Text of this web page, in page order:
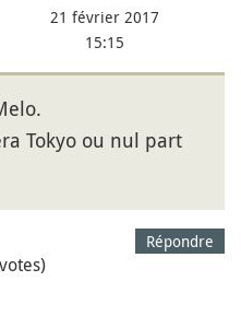
21 février 2017
15:15
Tokyo ou nul part
Répondre